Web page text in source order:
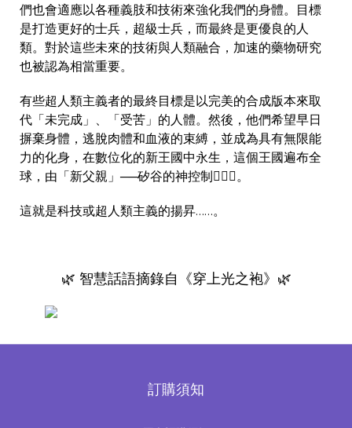
們也會適應以各種義肢和技術來強化我們的身體。目標
是打造更好的士兵，超級士兵，而最終是更優良的人
類。對於這些未來的技術與人類融合，加速的藥物研究
也被認為相當重要。
有些超人類主義者的最終目標是以完美的合成版本來取
代「未完成」、「受苦」的人體。然後，他們希望早日
摒棄身體，逃脫肉體和血液的束縛，並成為具有無限能
力的化身，在數位化的新王國中永生，這個王國遍布全
球，由「新父親」──矽谷的神控制🙋🏻‍♂️。
這就是科技或超人類主義的揚昇……。
🌿 智慧話語摘錄自《穿上光之袍》🌿
訂購須知